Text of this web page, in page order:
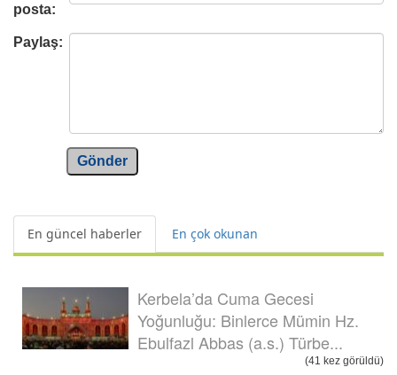
posta:
Paylaş:
Gönder
En güncel haberler En çok okunan
Kerbela’da Cuma Gecesi
Yoğunluğu: Binlerce Mümin Hz.
Ebulfazl Abbas (a.s.) Türbe...
(41 kez görüldü)